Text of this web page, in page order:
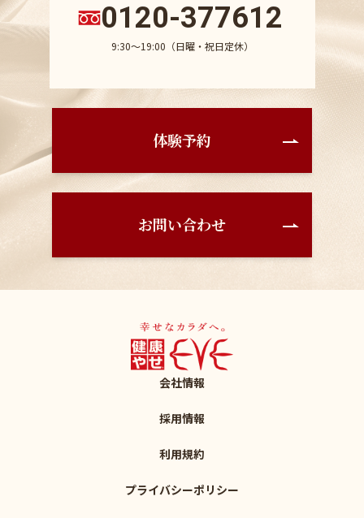
0120-377612
9:30〜19:00（日曜・祝日定休）
体験予約
お問い合わせ
会社情報
採用情報
利用規約
プライバシーポリシー